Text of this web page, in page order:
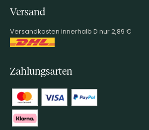
Versand
Versandkosten innerhalb D nur 2,89 €
Zahlungsarten